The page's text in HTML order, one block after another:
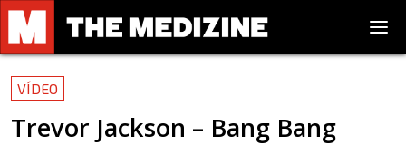
VÍDEO
Trevor Jackson – Bang Bang